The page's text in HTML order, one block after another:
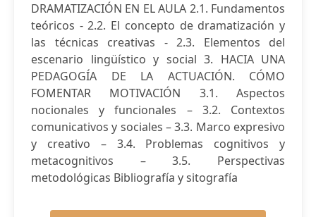
DRAMATIZACIÓN EN EL AULA 2.1. Fundamentos
teóricos - 2.2. El concepto de dramatización y
las técnicas creativas - 2.3. Elementos del
escenario lingüístico y social 3. HACIA UNA
PEDAGOGÍA DE LA ACTUACIÓN. CÓMO
FOMENTAR MOTIVACIÓN 3.1. Aspectos
nocionales y funcionales – 3.2. Contextos
comunicativos y sociales – 3.3. Marco expresivo
y creativo – 3.4. Problemas cognitivos y
metacognitivos – 3.5. Perspectivas
metodológicas Bibliografía y sitografía